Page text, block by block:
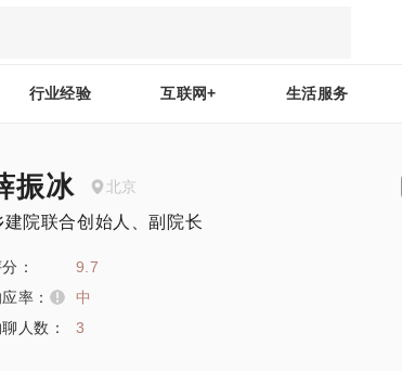
行业经验 互联网+ 生活服务
振冰 北京
建院联合创始人、副院长
：
9.7
率：
中
人数：
3